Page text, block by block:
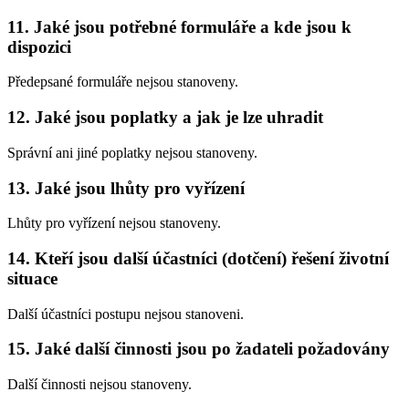
11. Jaké jsou potřebné formuláře a kde jsou k
dispozici
Předepsané formuláře nejsou stanoveny.
12. Jaké jsou poplatky a jak je lze uhradit
Správní ani jiné poplatky nejsou stanoveny.
13. Jaké jsou lhůty pro vyřízení
Lhůty pro vyřízení nejsou stanoveny.
14. Kteří jsou další účastníci (dotčení) řešení životní
situace
Další účastníci postupu nejsou stanoveni.
15. Jaké další činnosti jsou po žadateli požadovány
Další činnosti nejsou stanoveny.